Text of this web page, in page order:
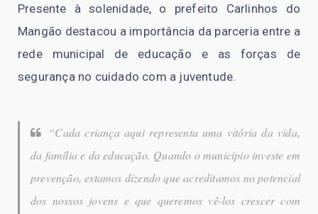
Presente à solenidade, o prefeito Carlinhos do
Mangão destacou a importância da parceria entre a
rede municipal de educação e as forças de
segurança no cuidado com a juventude.
“Cada criança aqui representa uma vitória da vida,
da família e da educação. Quando o município investe em
prevenção, estamos dizendo que acreditamos no potencial
dos nossos jovens e que queremos vê-los crescer com